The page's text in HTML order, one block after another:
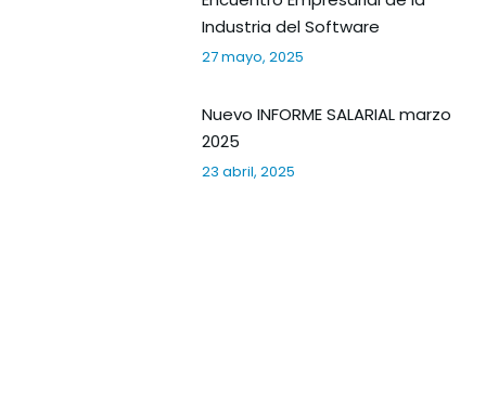
Industria del Software
27 mayo, 2025
Nuevo INFORME SALARIAL marzo
2025
23 abril, 2025